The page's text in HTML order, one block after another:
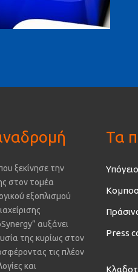
ξεκίνησε την
στον τομέα
εξοπλισμού
αυξάνει
της κυρίως στον
τις πλέον
και
Τα
Press